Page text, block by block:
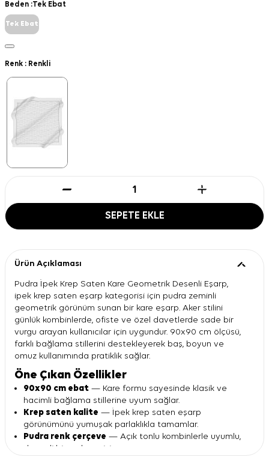
Beden :Tek Ebat
Tek Ebat
Renk : Renkli
SEPETE EKLE
Ürün Açıklaması
Pudra İpek Krep Saten Kare Geometrik Desenli Eşarp,
ipek krep saten eşarp kategorisi için pudra zeminli
geometrik görünüm sunan bir kare eşarp. Aker stilini
günlük kombinlerde, ofiste ve özel davetlerde sade bir
vurgu arayan kullanıcılar için uygundur. 90x90 cm ölçüsü,
farklı bağlama stillerini destekleyerek baş, boyun ve
omuz kullanımında pratiklik sağlar.
Öne Çıkan Özellikler
90x90 cm ebat — Kare formu sayesinde klasik ve
hacimli bağlama stillerine uyum sağlar.
Krep saten kalite — İpek krep saten eşarp
görünümünü yumuşak parlaklıkla tamamlar.
Pudra renk çerçeve — Açık tonlu kombinlerle uyumlu,
dengeli bir renk geçişi sunar.